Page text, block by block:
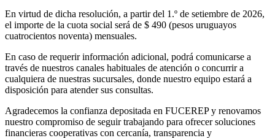
En virtud de dicha resolución, a partir del 1.º de setiembre de 2026,
el importe de la cuota social será de $ 490 (pesos uruguayos
cuatrocientos noventa) mensuales.
En caso de requerir información adicional, podrá comunicarse a
través de nuestros canales habituales de atención o concurrir a
cualquiera de nuestras sucursales, donde nuestro equipo estará a
disposición para atender sus consultas.
Agradecemos la confianza depositada en FUCEREP y renovamos
nuestro compromiso de seguir trabajando para ofrecer soluciones
financieras cooperativas con cercanía, transparencia y